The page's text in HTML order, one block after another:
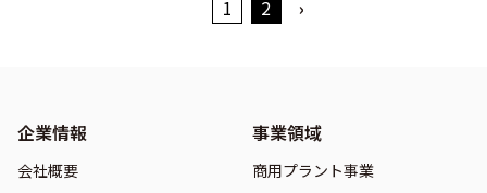
1 2 ›
企業情報
会社概要
事業領域
商用プラント事業